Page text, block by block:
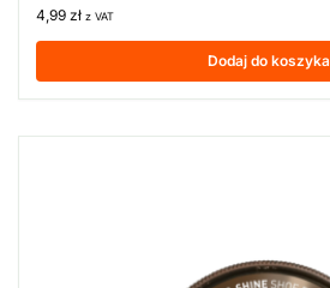
4,99 zł z VAT
Dodaj do koszyka